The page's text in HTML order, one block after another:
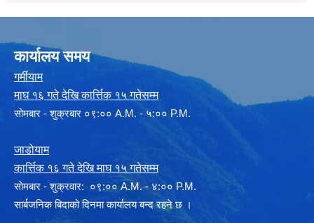
कार्यालय समय
गर्मीयाम
माघ १६ गते देखि कार्त्तिक १५ गतेसम्म
सोमबार - शुक्रबार ०९:०० A.M. - ५:०० P.M.
जाडोयाम
कार्त्तिक १६ गते देखि माघ १५ गतेसम्म
साेमबार - शुक्रवार: ०९:०० A.M. - ४:०० P.M.
सार्बजनिक बिदाको दिनमा कार्यालय बन्द रहने छ ।